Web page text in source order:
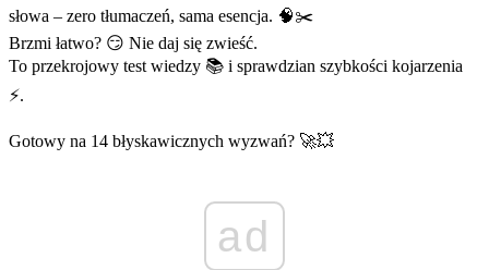
słowa – zero tłumaczeń, sama esencja. 🧠✂️
Brzmi łatwo? 😏 Nie daj się zwieść.
To przekrojowy test wiedzy 📚 i sprawdzian szybkości kojarzenia
⚡.
Gotowy na 14 błyskawicznych wyzwań? 🚀💥
ad